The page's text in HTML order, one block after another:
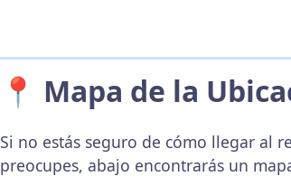
📍 Mapa de la
Si no estás seguro de cómo llegar al
preocupes, abajo encontrarás un